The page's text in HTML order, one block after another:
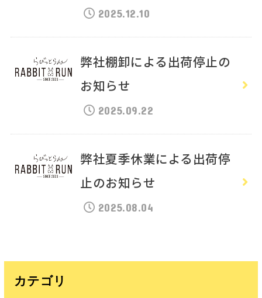
2025.12.10
弊社棚卸による出荷停止の
お知らせ
2025.09.22
弊社夏季休業による出荷停
止のお知らせ
2025.08.04
カテゴリ